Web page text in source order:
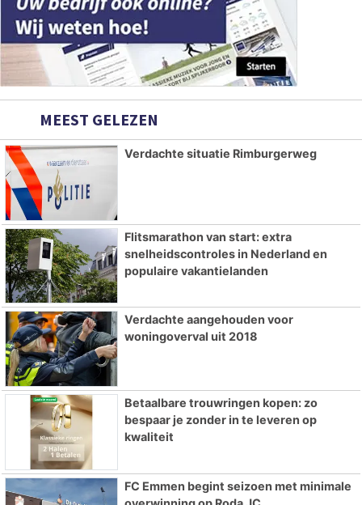
MEEST GELEZEN
Verdachte situatie Rimburgerweg
Flitsmarathon van start: extra
snelheidscontroles in Nederland en
populaire vakantielanden
Verdachte aangehouden voor
woningoverval uit 2018
Betaalbare trouwringen kopen: zo
bespaar je zonder in te leveren op
kwaliteit
FC Emmen begint seizoen met minimale